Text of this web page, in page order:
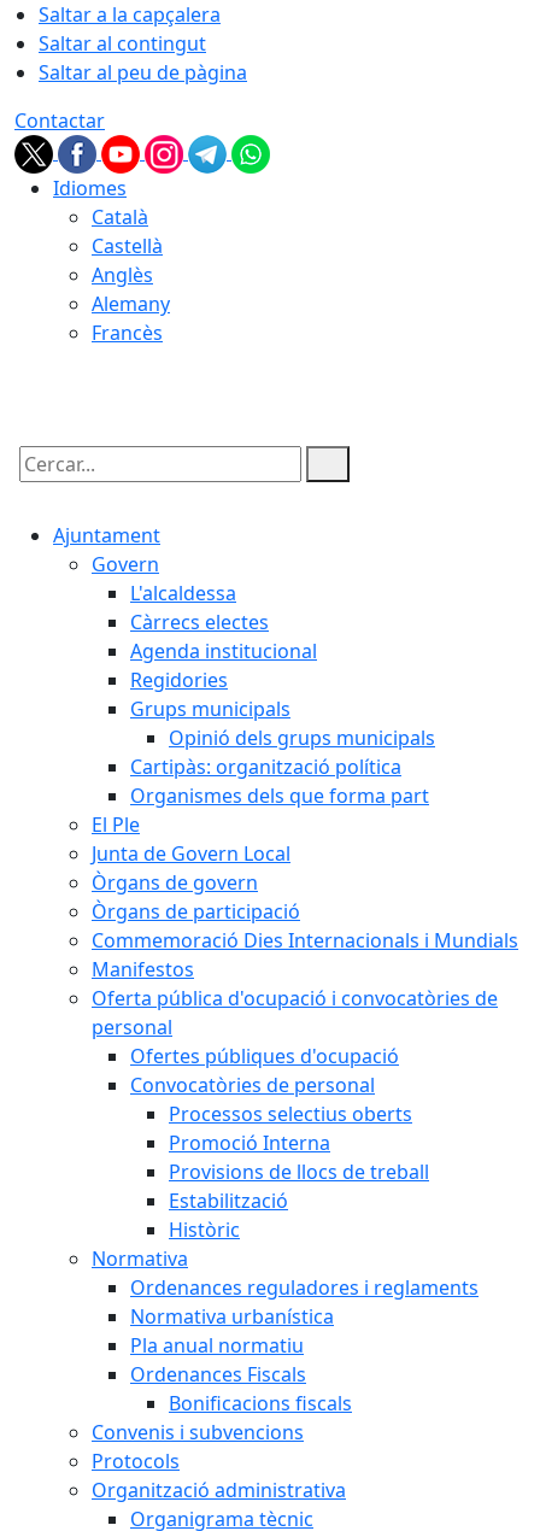
Saltar a la capçalera
Saltar al contingut
Saltar al peu de pàgina
Contactar
Idiomes
Català
Castellà
Anglès
Alemany
Francès
Cercar:
Ajuntament
Govern
L'alcaldessa
Càrrecs electes
Agenda institucional
Regidories
Grups municipals
Opinió dels grups municipals
Cartipàs: organització política
Organismes dels que forma part
El Ple
Junta de Govern Local
Òrgans de govern
Òrgans de participació
Commemoració Dies Internacionals i Mundials
Manifestos
Oferta pública d'ocupació i convocatòries de
personal
Ofertes públiques d'ocupació
Convocatòries de personal
Processos selectius oberts
Promoció Interna
Provisions de llocs de treball
Estabilització
Històric
Normativa
Ordenances reguladores i reglaments
Normativa urbanística
Pla anual normatiu
Ordenances Fiscals
Bonificacions fiscals
Convenis i subvencions
Protocols
Organització administrativa
Organigrama tècnic